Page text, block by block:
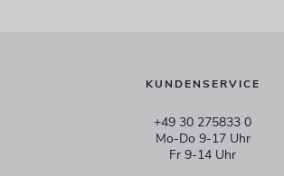
KUNDENSERVICE
+49 30 275833 0
Mo-Do 9-17 Uhr
Fr 9-14 Uhr